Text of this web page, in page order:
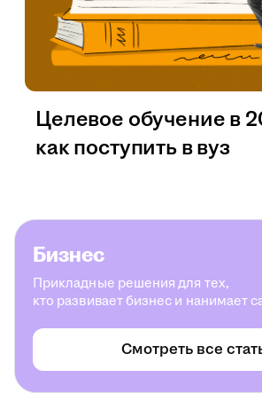
Целевое обучение в
как поступить в вуз
Бизнес
Прикладные решения для тех,
кто развивает бизнес и нанимает
Смотреть все